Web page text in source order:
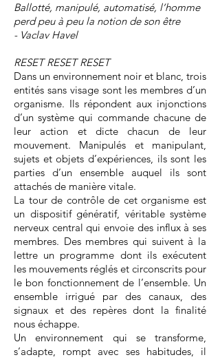
Ballotté, manipulé, automatisé, l’homme
perd peu à peu la notion de son être
- Vaclav Havel
RESET RESET RESET
Dans un environnement noir et blanc, trois
entités sans visage sont les membres d’un
organisme. Ils répondent aux injonctions
d’un système qui commande chacune de
leur action et dicte chacun de leur
mouvement. Manipulés et manipulant,
sujets et objets d’expériences, ils sont les
parties d’un ensemble auquel ils sont
attachés de manière vitale.
La tour de contrôle de cet organisme est
un dispositif génératif, véritable système
nerveux central qui envoie des influx à ses
membres. Des membres qui suivent à la
lettre un programme dont ils exécutent
les mouvements réglés et circonscrits pour
le bon fonctionnement de l’ensemble. Un
ensemble irrigué par des canaux, des
signaux et des repères dont la finalité
nous échappe.
Un environnement qui se transforme,
s’adapte, rompt avec ses habitudes, il